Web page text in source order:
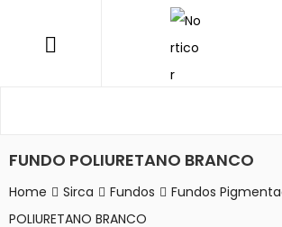
FUNDO POLIURETANO BRANCO
Home Sirca Fundos Fundos
POLIURETANO BRANCO